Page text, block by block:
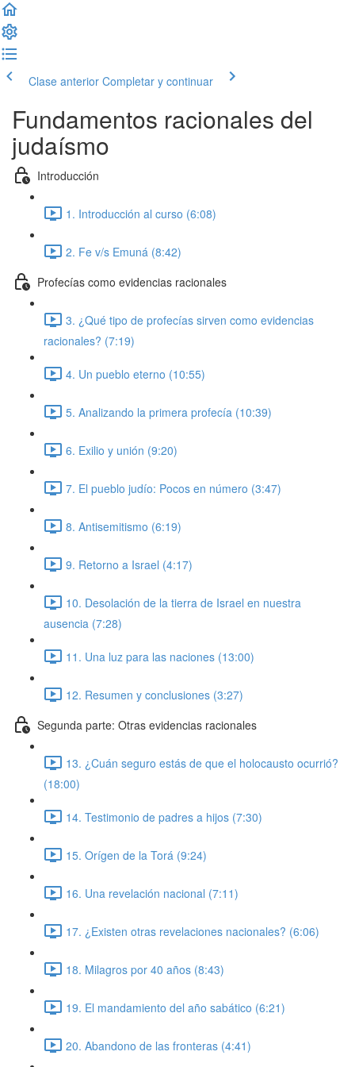
Clase anterior Completar y continuar
Fundamentos racionales del
judaísmo
Introducción
1. Introducción al curso (6:08)
2. Fe v/s Emuná (8:42)
Profecías como evidencias racionales
3. ¿Qué tipo de profecías sirven como evidencias
racionales? (7:19)
4. Un pueblo eterno (10:55)
5. Analizando la primera profecía (10:39)
6. Exilio y unión (9:20)
7. El pueblo judío: Pocos en número (3:47)
8. Antisemitismo (6:19)
9. Retorno a Israel (4:17)
10. Desolación de la tierra de Israel en nuestra
ausencia (7:28)
11. Una luz para las naciones (13:00)
12. Resumen y conclusiones (3:27)
Segunda parte: Otras evidencias racionales
13. ¿Cuán seguro estás de que el holocausto ocurrió?
(18:00)
14. Testimonio de padres a hijos (7:30)
15. Orígen de la Torá (9:24)
16. Una revelación nacional (7:11)
17. ¿Existen otras revelaciones nacionales? (6:06)
18. Milagros por 40 años (8:43)
19. El mandamiento del año sabático (6:21)
20. Abandono de las fronteras (4:41)